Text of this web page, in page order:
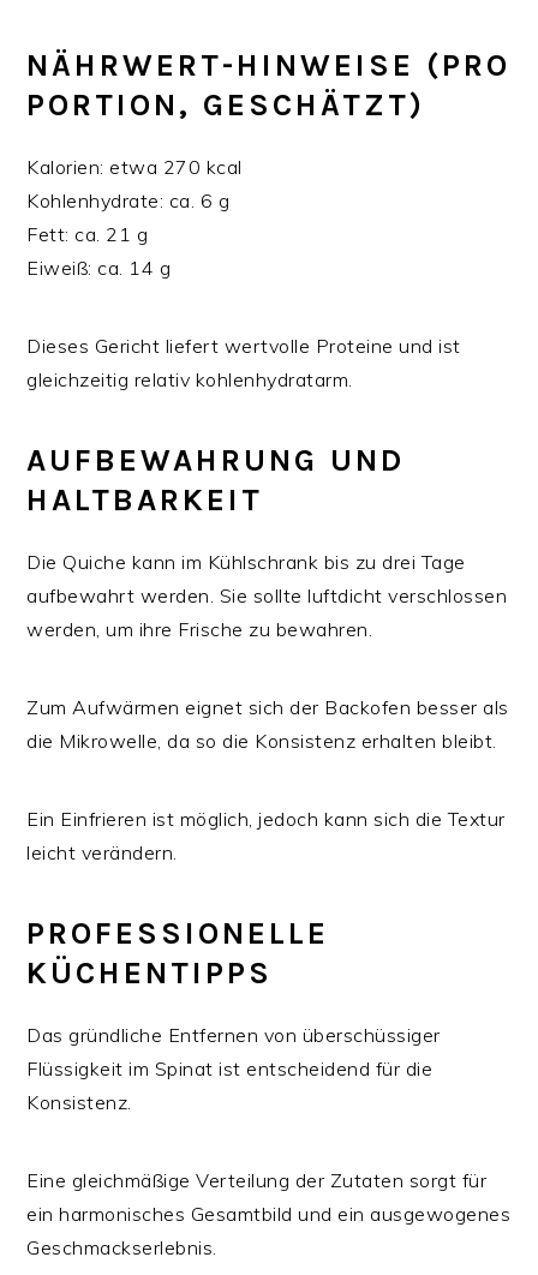
NÄHRWERT-HINWEISE (PRO
PORTION, GESCHÄTZT)
Kalorien: etwa 270 kcal
Kohlenhydrate: ca. 6 g
Fett: ca. 21 g
Eiweiß: ca. 14 g
Dieses Gericht liefert wertvolle Proteine und ist
gleichzeitig relativ kohlenhydratarm.
AUFBEWAHRUNG UND
HALTBARKEIT
Die Quiche kann im Kühlschrank bis zu drei Tage
aufbewahrt werden. Sie sollte luftdicht verschlossen
werden, um ihre Frische zu bewahren.
Zum Aufwärmen eignet sich der Backofen besser als
die Mikrowelle, da so die Konsistenz erhalten bleibt.
Ein Einfrieren ist möglich, jedoch kann sich die Textur
leicht verändern.
PROFESSIONELLE
KÜCHENTIPPS
Das gründliche Entfernen von überschüssiger
Flüssigkeit im Spinat ist entscheidend für die
Konsistenz.
Eine gleichmäßige Verteilung der Zutaten sorgt für
ein harmonisches Gesamtbild und ein ausgewogenes
Geschmackserlebnis.